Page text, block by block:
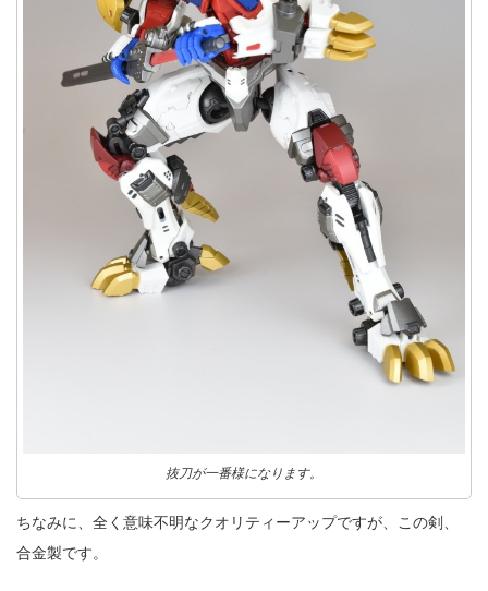
抜刀が一番様になります。
ちなみに、全く意味不明なクオリティーアップですが、この剣、
合金製です。